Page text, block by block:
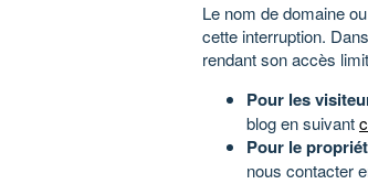
Le nom de domaine
cette interruption.
rendant son accès
Pour les
blog en suivant
Pour le
nous contacter